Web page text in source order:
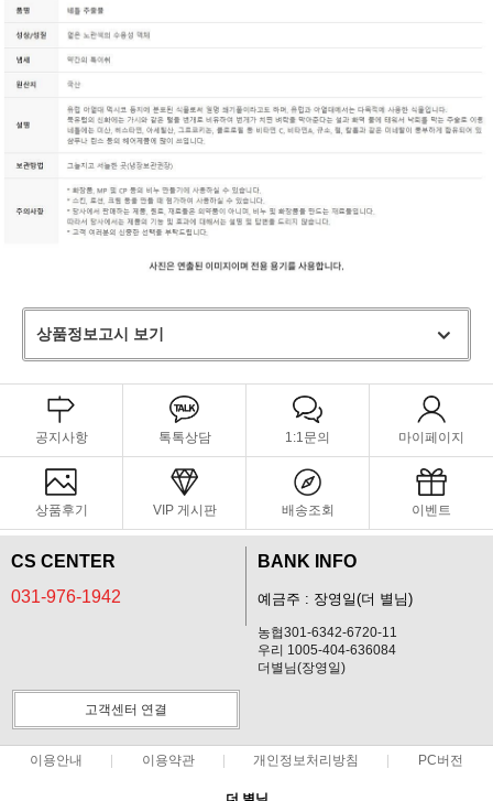
상품정보고시 보기
공지사항 톡톡상담 1:1문의 마이페이지
상품후기 VIP 게시판 배송조회 이벤트
CS CENTER
031-976-1942
BANK INFO
예금주 : 장영일(더 별님)
농협301-6342-6720-11
우리 1005-404-636084
더별님(장영일)
고객센터 연결
이용안내 이용약관 개인정보처리방침 PC버전